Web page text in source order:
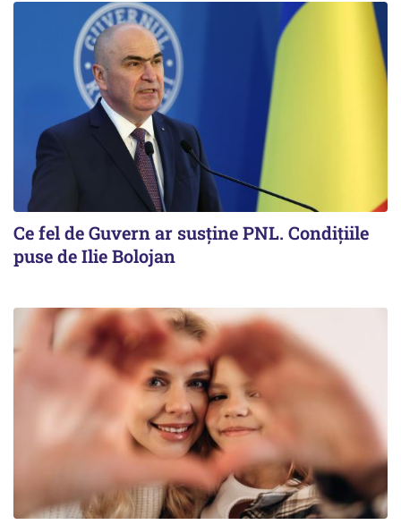
Ce fel de Guvern ar susține PNL. Condițiile
puse de Ilie Bolojan